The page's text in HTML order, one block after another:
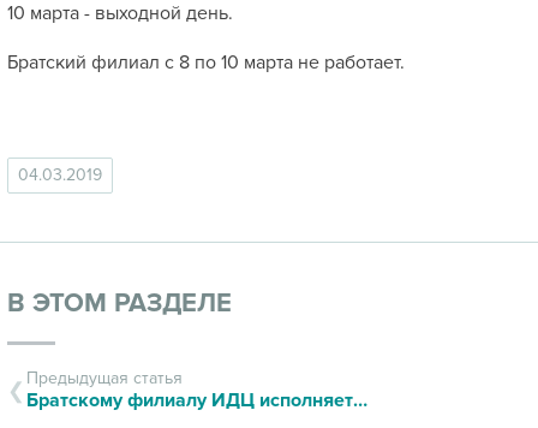
10 марта - выходной день.
Братский филиал с 8 по 10 марта не работает.
04.03.2019
В ЭТОМ РАЗДЕЛЕ
Предыдущая статья
Братскому филиалу ИДЦ исполняется один год!